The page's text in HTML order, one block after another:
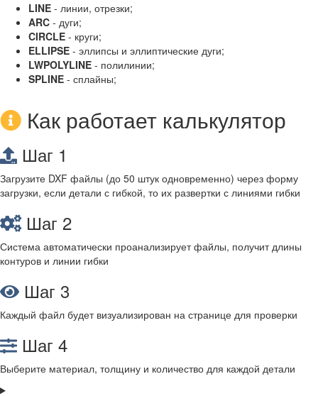
LINE - линии, отрезки;
ARC - дуги;
CIRCLE - круги;
ELLIPSE - эллипсы и эллиптические дуги;
LWPOLYLINE - полилинии;
SPLINE - сплайны;
Как работает калькулятор
Шаг 1
Загрузите DXF файлы (до 50 штук одновременно) через форму
загрузки, если детали с гибкой, то их развертки с линиями гибки
Шаг 2
Система автоматически проанализирует файлы, получит длины
контуров и линии гибки
Шаг 3
Каждый файл будет визуализирован на странице для проверки
Шаг 4
Выберите материал, толщину и количество для каждой детали